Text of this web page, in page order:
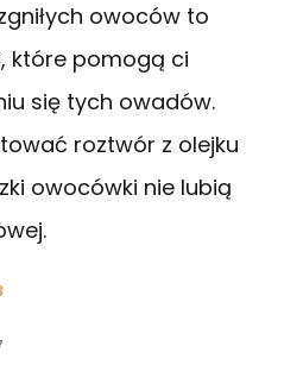
owoców to
które pomogą ci
się tych owadów.
roztwór z olejku
owocówki nie lubią